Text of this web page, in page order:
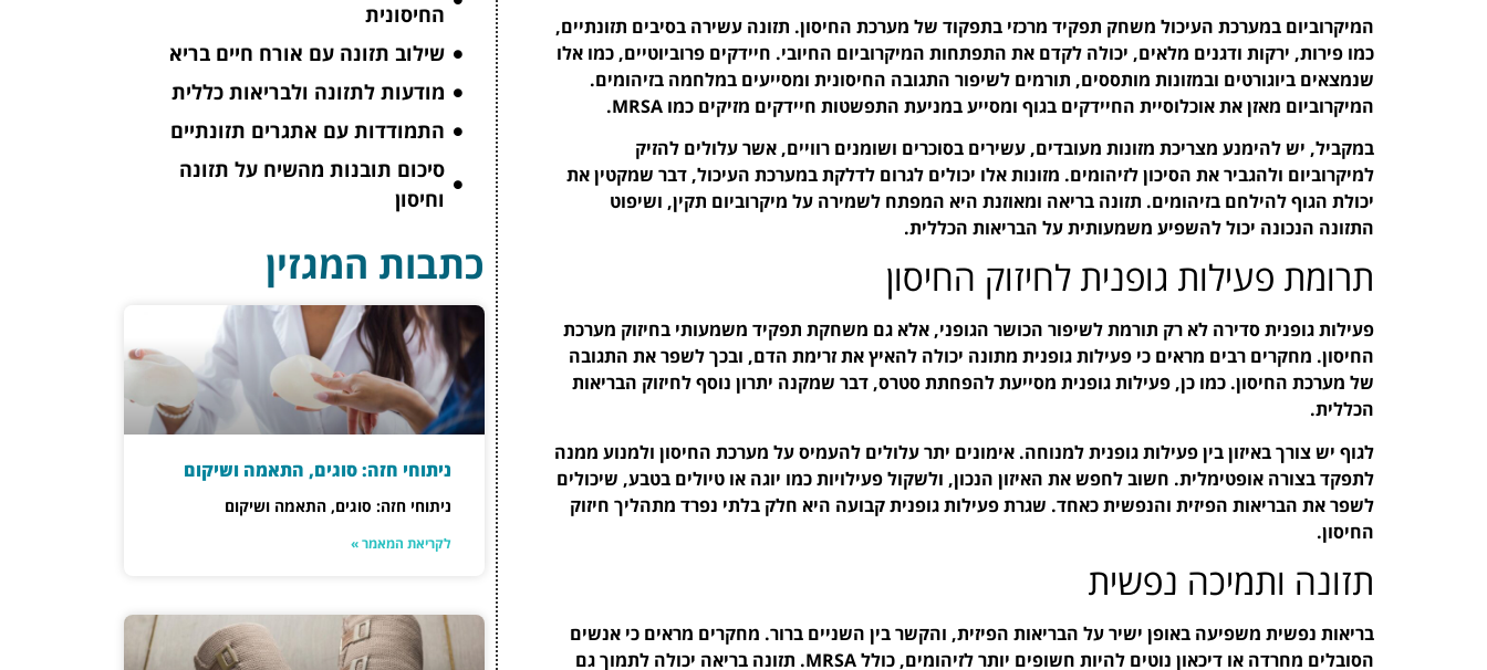
המיקרוביום במערכת העיכול משחק תפקיד מרכזי בתפקוד של מערכת החיסון. תזונה עשירה בסיבים תזונתיים,
כמו פירות, ירקות ודגנים מלאים, יכולה לקדם את התפתחות המיקרוביום החיובי. חיידקים פרוביוטיים, כמו אלו
שנמצאים ביוגורטים ובמזונות מותססים, תורמים לשיפור התגובה החיסונית ומסייעים במלחמה בזיהומים.
המיקרוביום מאזן את אוכלוסיית החיידקים בגוף ומסייע במניעת התפשטות חיידקים מזיקים כמו MRSA.
במקביל, יש להימנע מצריכת מזונות מעובדים, עשירים בסוכרים ושומנים רוויים, אשר עלולים להזיק
למיקרוביום ולהגביר את הסיכון לזיהומים. מזונות אלו יכולים לגרום לדלקת במערכת העיכול, דבר שמקטין את
יכולת הגוף להילחם בזיהומים. תזונה בריאה ומאוזנת היא המפתח לשמירה על מיקרוביום תקין, ושיפוט
התזונה הנכונה יכול להשפיע משמעותית על הבריאות הכללית.
תרומת פעילות גופנית לחיזוק החיסון
פעילות גופנית סדירה לא רק תורמת לשיפור הכושר הגופני, אלא גם משחקת תפקיד משמעותי בחיזוק מערכת
החיסון. מחקרים רבים מראים כי פעילות גופנית מתונה יכולה להאיץ את זרימת הדם, ובכך לשפר את התגובה
של מערכת החיסון. כמו כן, פעילות גופנית מסייעת להפחתת סטרס, דבר שמקנה יתרון נוסף לחיזוק הבריאות
הכללית.
לגוף יש צורך באיזון בין פעילות גופנית למנוחה. אימונים יתר עלולים להעמיס על מערכת החיסון ולמנוע ממנה
לתפקד בצורה אופטימלית. חשוב לחפש את האיזון הנכון, ולשקול פעילויות כמו יוגה או טיולים בטבע, שיכולים
לשפר את הבריאות הפיזית והנפשית כאחד. שגרת פעילות גופנית קבועה היא חלק בלתי נפרד מתהליך חיזוק
החיסון.
תזונה ותמיכה נפשית
בריאות נפשית משפיעה באופן ישיר על הבריאות הפיזית, והקשר בין השניים ברור. מחקרים מראים כי אנשים
הסובלים מחרדה או דיכאון נוטים להיות חשופים יותר לזיהומים, כולל MRSA. תזונה בריאה יכולה לתמוך גם
החיסונית
שילוב תזונה עם אורח חיים בריא
מודעות לתזונה ולבריאות כללית
התמודדות עם אתגרים תזונתיים
סיכום תובנות מהשיח על תזונה
וחיסון
כתבות המגזין
ניתוחי חזה: סוגים, התאמה ושיקום
ניתוחי חזה: סוגים, התאמה ושיקום
לקריאת המאמר »